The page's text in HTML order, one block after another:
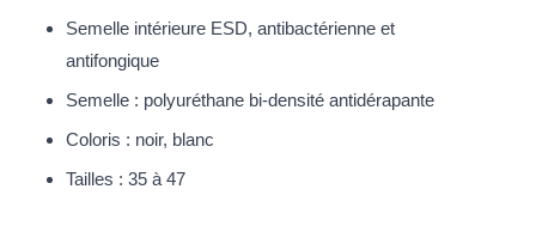
Semelle intérieure ESD, antibactérienne et
antifongique
Semelle : polyuréthane bi-densité antidérapante
Coloris : noir, blanc
Tailles : 35 à 47